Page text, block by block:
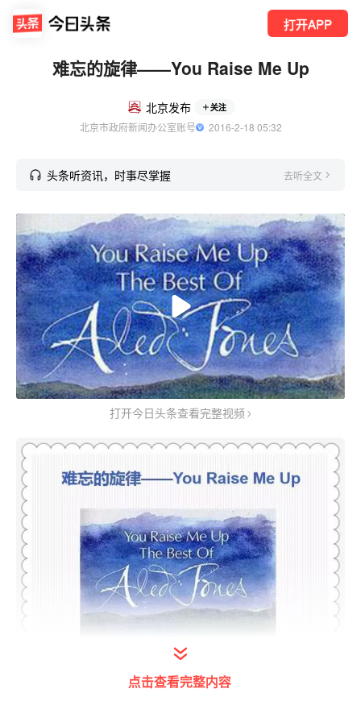
打开APP
难忘的旋律——You Raise Me Up
北京发布 关注
北京市政府新闻办公室账号
  2016-2-18 05:32
头条听资讯，时事尽掌握 去听全文
打开今日头条查看完整视频
点击查看完整内容